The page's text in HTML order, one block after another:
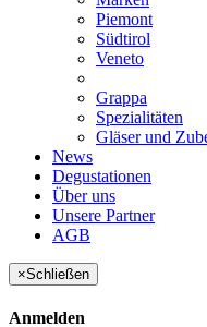
Piemont
Südtirol
Veneto
Grappa
Spezialitäten
Gläser und
News
Degustationen
Über uns
Unsere Partner
AGB
×Schließen
Anmelden